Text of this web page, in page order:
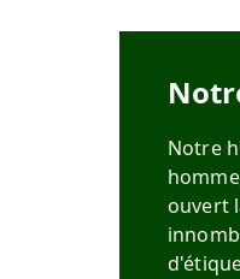
Notre
ouvert